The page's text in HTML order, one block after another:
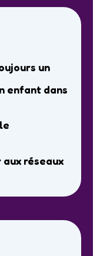
un
enfant dans
réseaux